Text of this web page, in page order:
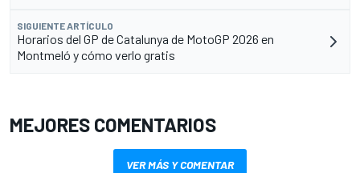
SIGUIENTE ARTÍCULO
Horarios del GP de Catalunya de MotoGP 2026 en
Montmeló y cómo verlo gratis
MEJORES COMENTARIOS
VER MÁS Y COMENTAR